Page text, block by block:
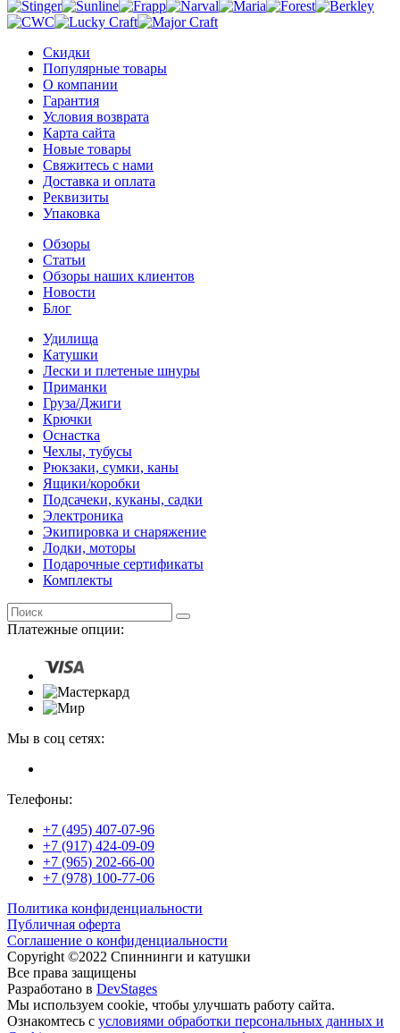
Скидки
Популярные товары
О компании
Гарантия
Условия возврата
Карта сайта
Новые товары
Свяжитесь с нами
Доставка и оплата
Реквизиты
Упаковка
Обзоры
Статьи
Обзоры наших клиентов
Новости
Блог
Удилища
Катушки
Лески и плетеные шнуры
Приманки
Груза/Джиги
Крючки
Оснастка
Чехлы, тубусы
Рюкзаки, сумки, каны
Ящики/коробки
Подсачеки, куканы, садки
Электроника
Экипировка и снаряжение
Лодки, моторы
Подарочные сертификаты
Комплекты
Платежные опции:
Мы в соц сетях:
Телефоны:
+7 (495) 407-07-96
+7 (917) 424-09-09
+7 (965) 202-66-00
+7 (978) 100-77-06
Политика конфиденциальности
Публичная оферта
Соглашение о конфиденциальности
Copyright ©2022 Спиннинги и катушки
Все права защищены
Разработано в DevStages
Мы используем cookie, чтобы улучшать работу сайта.
Ознакомтесь с условиями обработки персональных данных и